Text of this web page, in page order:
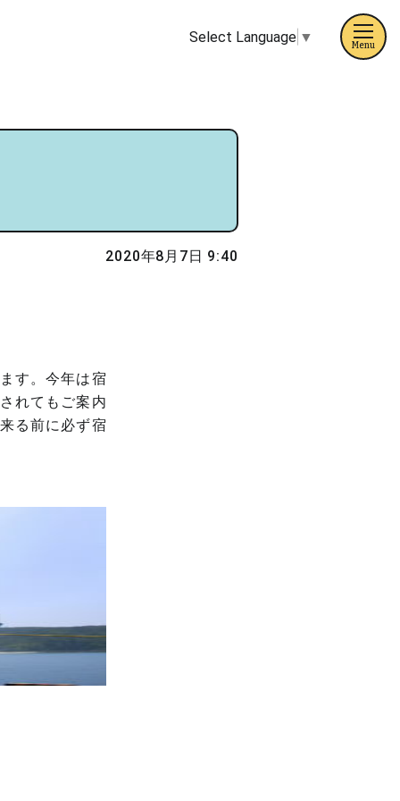
Select Language ▼
2020年8月7日 9:40
す。今年は宿
れてもご案内
る前に必ず宿
Menu